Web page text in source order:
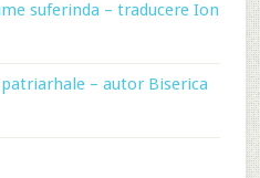
suferinda – traducere Ion
– autor Biserica